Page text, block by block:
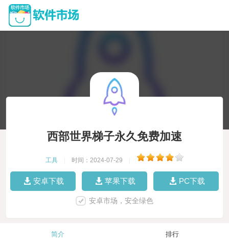
西部世界梯子永久免费加速
工具 时间：2024-07-29
安卓下载 苹果下载 PC下载
安卓市场，安全绿色
简介 排行